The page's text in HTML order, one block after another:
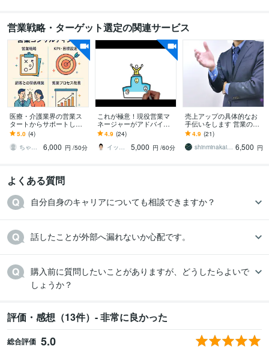
営業戦略・ターゲット選定の関連サービス
医療・介護業界の営業ス
タートからサポートしま
す 営業職がいなくてもO
K！どうしたら良いか分か
らない方必見！
5.0 (4)
ちゃんす2025
6,000 円 /50分
これが極意！現役営業マ
ネージャーがアドバイス
します 営業のやり方・営
業戦略の立案・マーケテ
ィングでお悩みの方へ
4.9 (24)
イッシー営業、マーケティングマネージャー
5,000 円 /60分
売上アップの具体的なお
手伝いをします 営業の現
場で困っている人。さら
に売り上げを上げたい人
へ
4.9 (21)
shinminakaiketsu55 6,500 円
よくある質問
自分自身のキャリアについても相談できますか？
話したことが外部へ漏れないか心配です。
購入前に質問したいことがありますが、どうしたらよいで
しょうか？
評価・感想（13件）- 非常に良かった
総合評価 5.0